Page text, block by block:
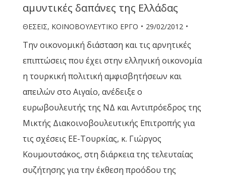
αμυντικές δαπάνες της Ελλάδας
ΘΕΣΕΙΣ, ΚΟΙΝΟΒΟΥΛΕΥΤΙΚΟ ΕΡΓΟ 29/02/2012
Την οικονομική διάσταση και τις αρνητικές
επιπτώσεις που έχει στην ελληνική οικονομία
η τουρκική πολιτική αμφισβητήσεων και
απειλών στο Αιγαίο, ανέδειξε ο
ευρωβουλευτής της ΝΔ και Αντιπρόεδρος της
Μικτής Διακοινοβουλευτικής Επιτροπής για
τις σχέσεις ΕΕ-Τουρκίας, κ. Γιώργος
Κουμουτσάκος, στη διάρκεια της τελευταίας
συζήτησης για την έκθεση προόδου της